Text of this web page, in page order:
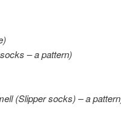
– a pattern)
(Slipper socks) – a